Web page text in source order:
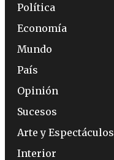
Política
Economía
Mundo
País
Opinión
Sucesos
Arte y Espectáculos
Interior